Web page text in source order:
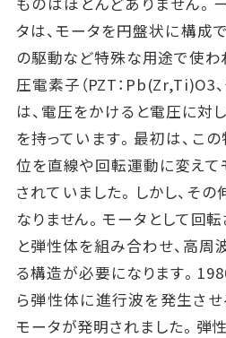
タは、モータを円盤状に構成
の駆動など特殊な用途で使わ
圧電素子（PZT：Pb(Zr,Ti)O3
は、電圧をかけると電圧に対
を持っています。最初は、こ
位を直線や回転運動に変えて
されていました。しかし、そ
なりません。モータとして回
と弾性体を組み合わせ、高周
る構造が必要になります。
ら弾性体に進行波を発生させ
モータが発明されました。弾